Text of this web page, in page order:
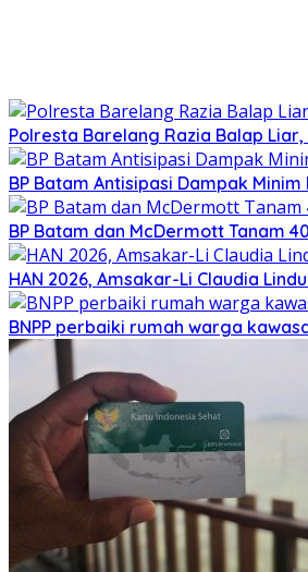
Polresta Barelang Razia Balap
BP Batam Antisipasi Dampak
BP Batam dan McDermott Tanam
HAN 2026, Amsakar-Li Claudia
BNPP perbaiki rumah warga